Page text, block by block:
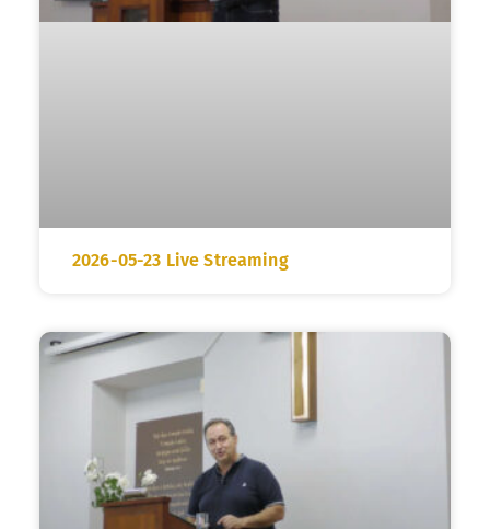
2026-05-23 Live Streaming